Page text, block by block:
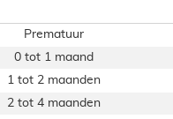
Prematuur
0 tot 1 maand
1 tot 2 maanden
2 tot 4 maanden